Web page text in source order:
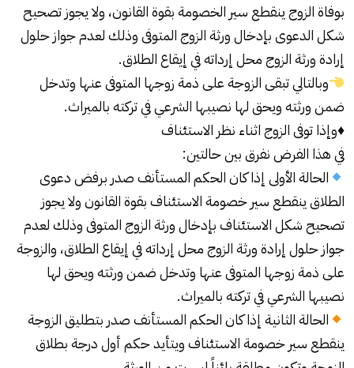
بوفاة الزوج ينقطع سير الخصومة بقوة القانون، ولا يجوز تصحيح
شكل الدعوى بإدخال ورثة الزوج المتوفى وذلك لعدم جواز حلول
إرادة ورثة الزوج محل إرداته في إيقاع الطلاق.
وبالتالي تبقى الزوجة على ذمة زوجها المتوفى عنها وتدخل
ضمن ورثته ويحق لها نصيبها الشرعي في تركته بالميراث.
♦️وإذا توفى الزوج اثناء نظر الاستئناف
في هذا الفرض نفرق بين حالتين:
الحالة الأولى إذا كان الحكم المستأنف صدر برفض دعوى
الطلاق ينقطع سير خصومة الاستئناف بقوة القانون ولا يجوز
تصحيح شكل الاستئناف بإدخال ورثة الزوج المتوفى وذلك لعدم
جواز حلول إرادة ورثة الزوج محل إرداته في إيقاع الطلاق، والزوجة
على ذمة زوجها المتوفى عنها وتدخل ضمن ورثته ويحق لها
نصيبها الشرعي في تركته بالميراث.
الحالة الثانية إذا كان الحكم المستأنف صدر بتطليق الزوجة
ينقطع سير خصومة الاستئناف ويتأيد حكم أول درجة بطلاق